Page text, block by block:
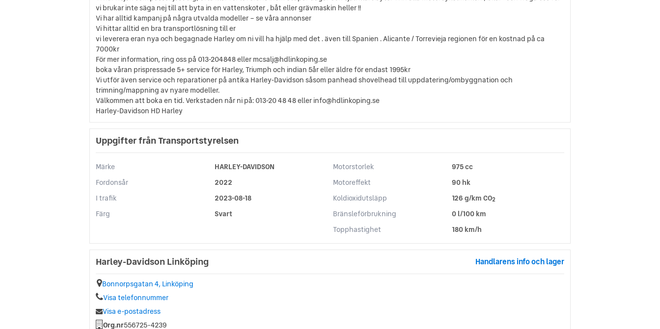
vi brukar inte säga nej till att byta in en vattenskoter , båt eller grävmaskin heller !!
Vi har alltid kampanj på några utvalda modeller – se våra annonser
Vi hittar alltid en bra transportlösning till er
vi leverera eran nya och begagnade Harley om ni vill ha hjälp med det . även till Spanien . Alicante / Torrevieja regionen för en kostnad på ca
7000kr
För mer information, ring oss på 013-204848 eller mcsalj@hdlinkoping.se
boka våran prispressade 5+ service för Harley, Triumph och indian 5år eller äldre för endast 1995kr
Vi utför även service och reparationer på antika Harley-Davidson såsom panhead shovelhead till uppdatering/ombyggnation och
trimning/mappning av nyare modeller.
Välkommen att boka en tid. Verkstaden når ni på: 013-20 48 48 eller info@hdlinkoping.se
Harley-Davidson HD Harley
Uppgifter från Transportstyrelsen
Märke
HARLEY-DAVIDSON
Fordonsår
2022
I trafik
2023-08-18
Färg
Svart
Motorstorlek
975 cc
Motoreffekt
90 hk
Koldioxidutsläpp
126 g/km CO2
Bränsleförbrukning
0 l/100 km
Topphastighet
180 km/h
Harley-Davidson Linköping Handlarens info och lager
Bonnorpsgatan 4, Linköping
Visa telefonnummer
Visa e-postadress
Org.nr556725-4239